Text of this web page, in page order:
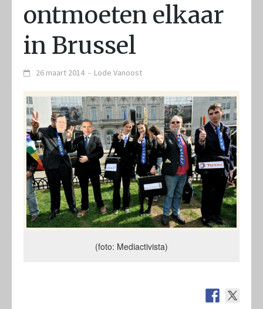
ontmoeten elkaar
in Brussel
26 maart 2014 - Lode Vanoost
(foto: Mediactivista)